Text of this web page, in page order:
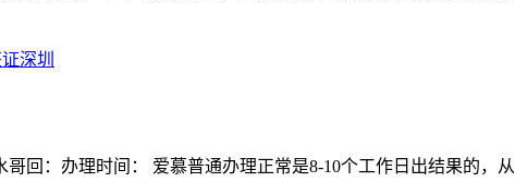
深圳
回：办理时间： 爱慕普通办理正常是8-10个工作日出结果的，从